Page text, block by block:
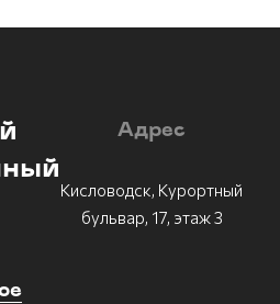
Адрес
Кисловодск, Курортный
бульвар, 17, этаж 3